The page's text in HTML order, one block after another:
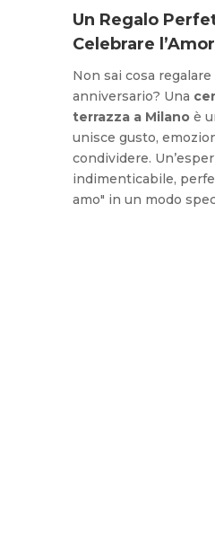
Un Regalo
Celebrare
Non sai cosa
anniversario? Una
terrazza a Milanoè
unisce gusto,
condividere.
indimenticabile,
amo" in un modo